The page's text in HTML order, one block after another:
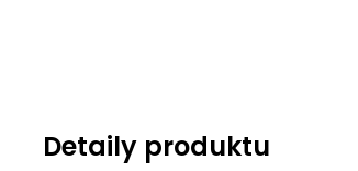
Detaily produktu